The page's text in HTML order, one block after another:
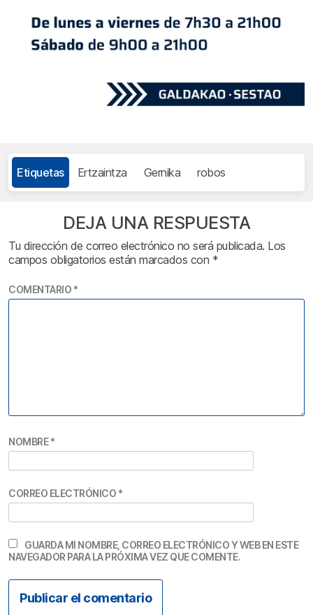
Etiquetas Ertzaintza Gernika robos
DEJA UNA RESPUESTA
Tu dirección de correo electrónico no será publicada. Los
campos obligatorios están marcados con *
COMENTARIO *
NOMBRE*
CORREO ELECTRÓNICO *
GUARDA MI NOMBRE, CORREO ELECTRÓNICO Y WEB EN ESTE
NAVEGADOR PARA LA PRÓXIMA VEZ QUE COMENTE.